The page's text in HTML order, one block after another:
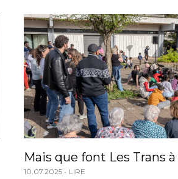
Mais que font Les Trans
10.07.2025 LIRE